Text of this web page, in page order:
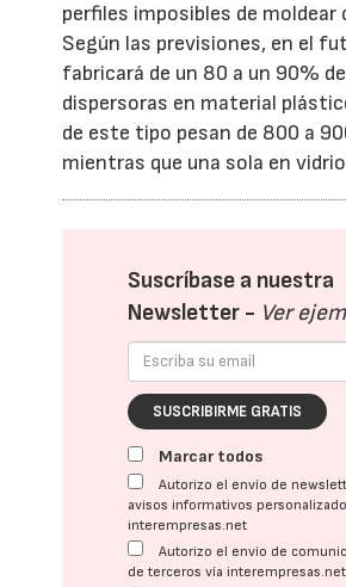
perfiles imposibles de moldear
Según las previsiones, en el
fabricará de un 80 a un 90%
dispersoras en material
de este tipo pesan de 800 a
mientras que una sola en
Suscríbase a nuestra
Newsletter - Ver
SUSCRIBIRME GRATIS
Marcar todos
Autorizo el envío de
avisos informativos
interempresas.net
Autorizo el envío de
de terceros vía interempresas.net